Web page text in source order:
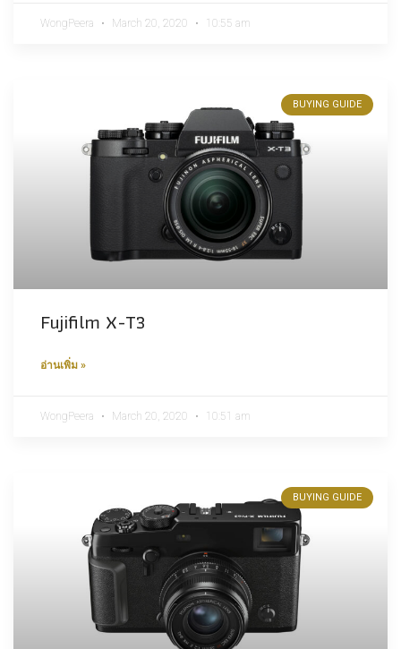
WongPeera March 20, 2020 10:55 am
BUYING GUIDE
Fujifilm X-T3
อ่านเพิ่ม »
WongPeera March 20, 2020 10:51 am
BUYING GUIDE